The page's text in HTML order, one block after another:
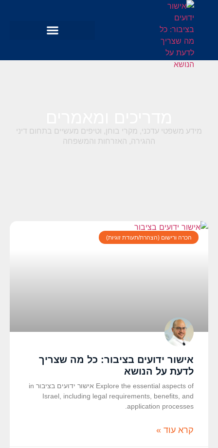
מידע משפטי עדכני, מקרי בוחן, וטיפים מעשיים בתחום דיני
ההגירה, האזרחות והמשפחה
הכרה ורישום (הצהרת/תעודת זוגיות)
אישור ידועים בציבור: כל מה שצריך
לדעת על הנושא
Explore the essential aspects of אישור ידועים בציבור in
Israel, including legal requirements, benefits, and
application processes.
קרא עוד »